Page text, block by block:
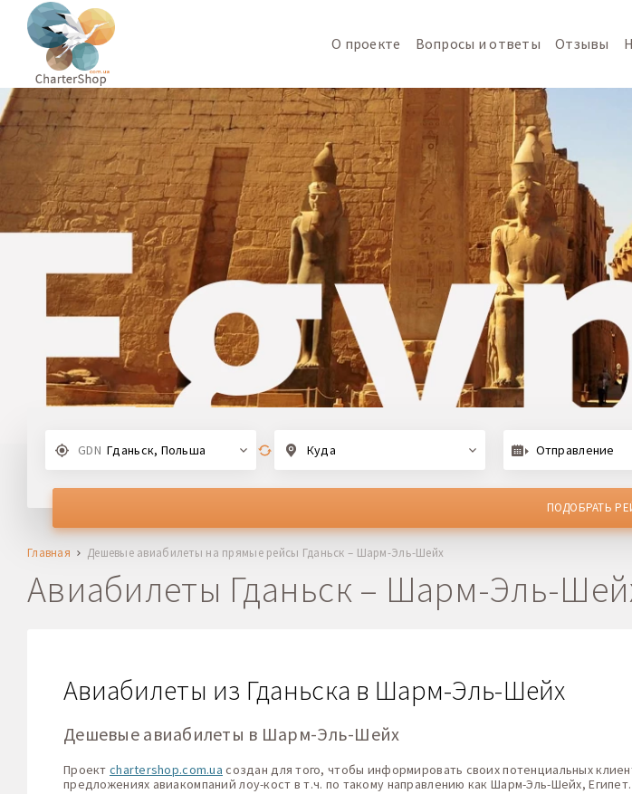
О проекте Вопросы и ответы Отзывы
GDN Гданьск, Польша Куда Отправление
ПОДОБРАТЬ
Главная Дешевые авиабилеты на прямые рейсы Гданьск – Шарм-Эль-Шейх
Авиабилеты Гданьск – Шарм-Эль-
Авиабилеты из Гданьска в Шарм-Эль-Шейх
Дешевые авиабилеты в Шарм-Эль-Шейх
Проект chartershop.com.ua создан для того, чтобы информировать своих потенциальных
предложениях авиакомпаний лоу-кост в т.ч. по такому направлению как Шарм-Эль-Шейх, Египет.